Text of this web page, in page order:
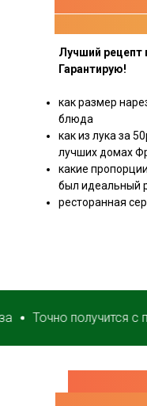
Лучший рецепт
Гарантирую!
как размер
блюда
как из лука за
лучших домах
какие
был идеальный
ресторанная
получится с